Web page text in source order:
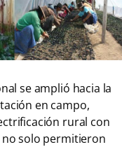
se amplió hacia la
en campo,
rural con
no solo permitieron